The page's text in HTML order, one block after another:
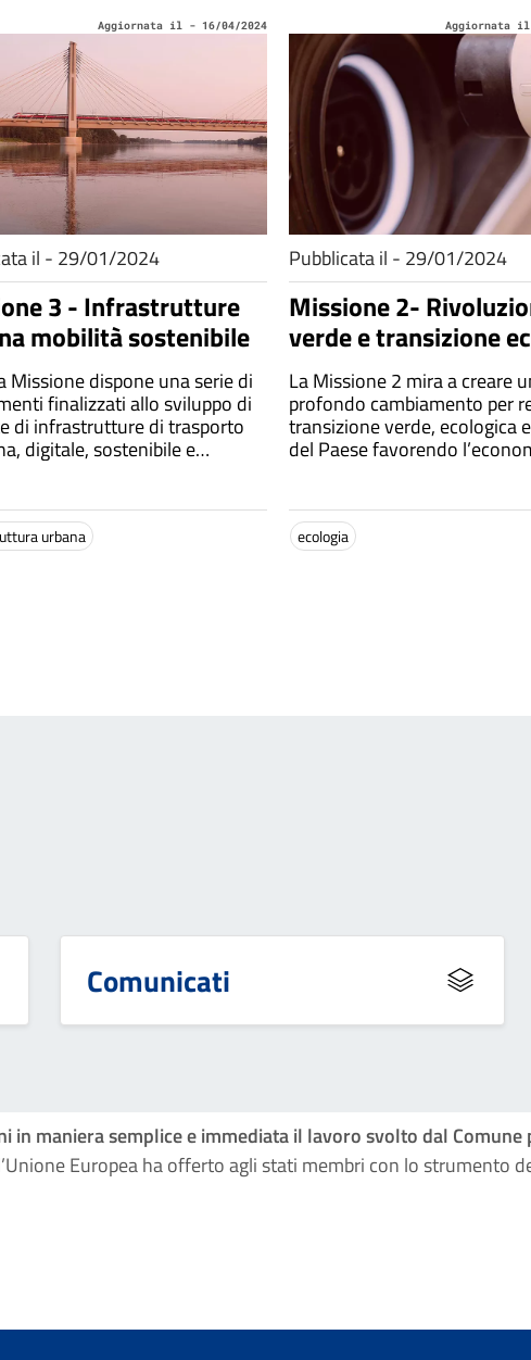
Aggiornata il - 16/04/2024
il - 29/01/2024
3 - Infrastrutture
mobilità sostenibile
Missione dispone una serie di
finalizzati allo sviluppo di
di infrastrutture di trasporto
digitale, sostenibile e
urbana
Aggiornata
Pubblicata il - 29/01/2024
Missione 2-
verde e transizione
La Missione 2 mira a creare
profondo cambiamento per
transizione verde, ecologica
del Paese favorendo
sostenibile
ecologia
Comunicati
in maniera semplice e immediata il lavoro svolto dal
Europea ha offerto agli stati membri con lo strumento